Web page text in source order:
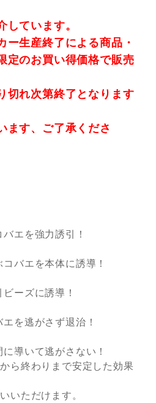
ています。
生産終了による商品・
定のお買い得価格で販売
切れ次第終了となります
ます、ご了承くださ
エを強力誘引！
バエを本体に誘導！
ーズに誘導！
を逃がさず退治！
導いて逃がさない！
ら終わりまで安定した効果
いただけます。